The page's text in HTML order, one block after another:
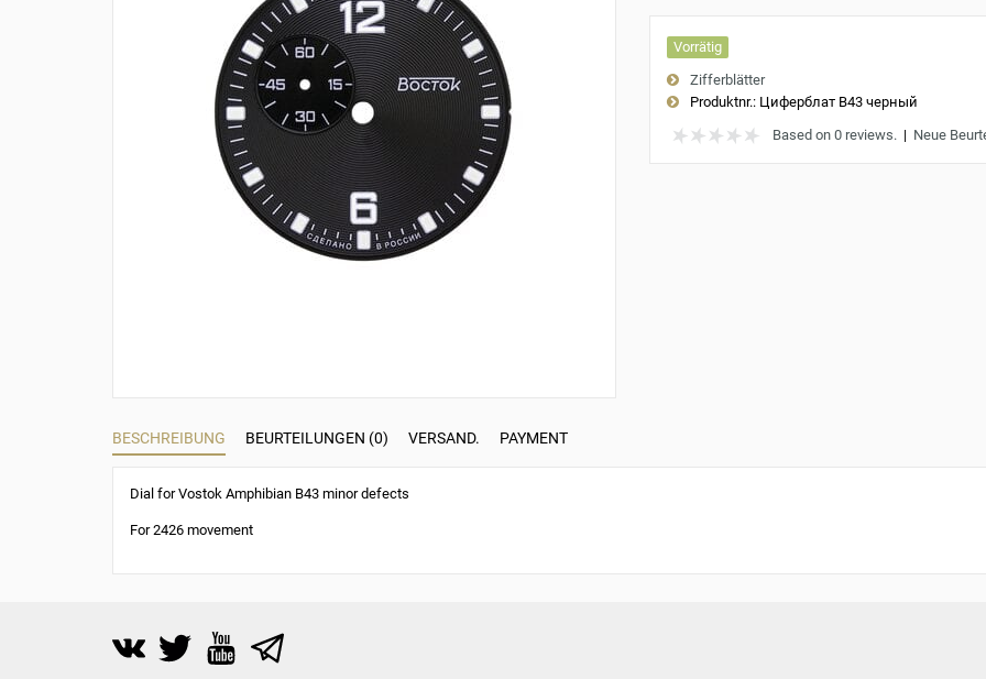
Vorrätig
Zifferblätter
Produktnr.:Циферблат B43 черный
Based on 0 reviews.| Neue
BESCHREIBUNG BEURTEILUNGEN (0) VERSAND. PAYMENT
Dial for Vostok Amphibian B43 minor defects
For 2426 movement